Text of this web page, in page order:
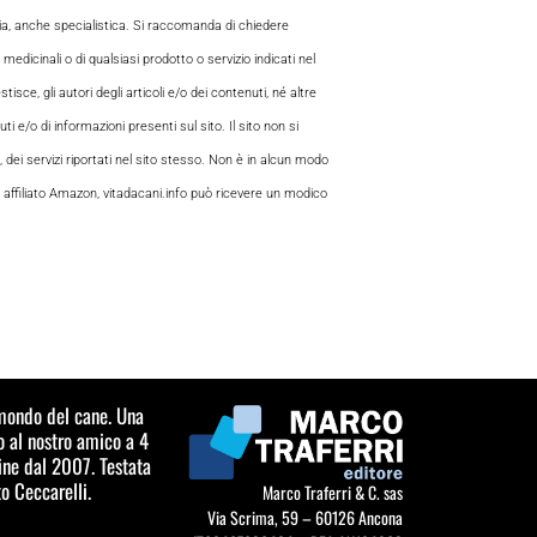
anche specialistica. Si raccomanda di chiedere
o di qualsiasi prodotto o servizio indicati nel
gli autori degli articoli e/o dei contenuti, né altre
e/o di informazioni presenti sul sito. Il sito non si
servizi riportati nel sito stesso. Non è in alcun modo
Amazon, vitadacani.info può ricevere un modico
del cane. Una
al nostro amico a 4
dal 2007. Testata
Ceccarelli.
Marco Traferri & C. sas
Via Scrima, 59 – 60126 Ancona